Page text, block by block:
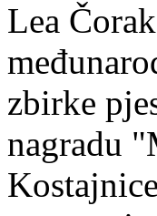
Lea
zbirke
nagradu